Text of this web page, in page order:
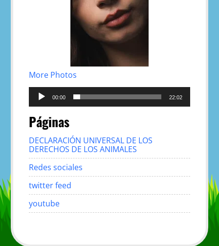
More Photos
Reproductor
audio
00:00 22:02
Páginas
DECLARACIÓN UNIVERSAL DE LOS
DERECHOS DE LOS ANIMALES
Redes sociales
twitter feed
youtube